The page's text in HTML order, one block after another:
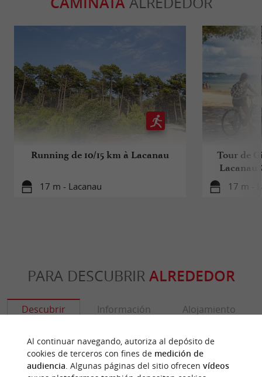
Running de 10/15 km à Lacanau
17 m - Lacanau
Tour de
Lacanau
17 m -
PARA DESCUBRIR ALREDEDOR
Descubrir Información Alojamiento
Al continuar navegando, autoriza al depósito de
cookies de terceros con fines de medición de
audiencia . Algunas páginas del sitio ofrecen vídeos